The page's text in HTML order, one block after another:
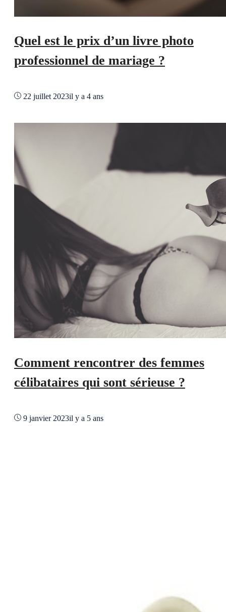
Quel est le prix d’un livre photo
professionnel de mariage ?
22 juillet 2023il y a 4 ans
Comment rencontrer des femmes
célibataires qui sont sérieuse ?
9 janvier 2023il y a 5 ans